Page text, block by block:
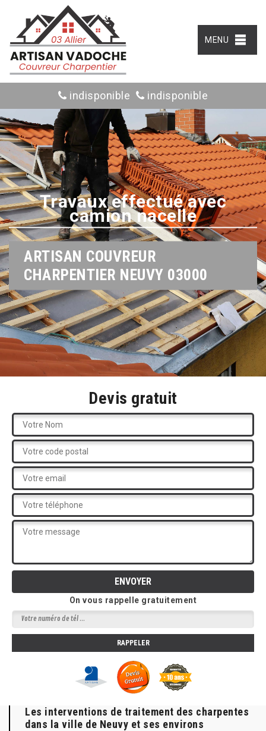
MENU
indisponible indisponible
Travaux effectué avec
camion nacelle
ARTISAN COUVREUR
CHARPENTIER NEUVY 03000
Devis gratuit
On vous rappelle gratuitement
Les interventions de traitement des charpentes
dans la ville de Neuvy et ses environs